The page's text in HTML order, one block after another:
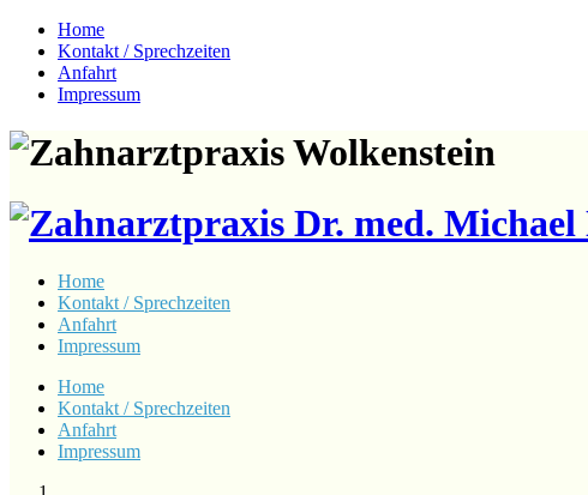
Home
Kontakt / Sprechzeiten
Anfahrt
Impressum
Home
Kontakt / Sprechzeiten
Anfahrt
Impressum
Home
Kontakt / Sprechzeiten
Anfahrt
Impressum